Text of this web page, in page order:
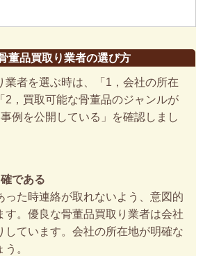
董品買取り業者の選び方
業者を選ぶ時は、「1，会社の所在
2，買取可能な骨董品のジャンルが
例を公開している」を確認しまし
である
った時連絡が取れないよう、意図的
す。優良な骨董品買取り業者は会社
しています。会社の所在地が明確な
。